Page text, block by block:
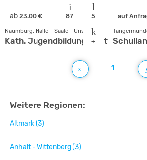
ab 23.00 € 87 5
+
Naumburg, Halle - Saale - Unstrut
Kath. Jugendbildungsstätte St.
auf
1
Weitere Regionen:
Altmark (3)
Anhalt - Wittenberg (3)